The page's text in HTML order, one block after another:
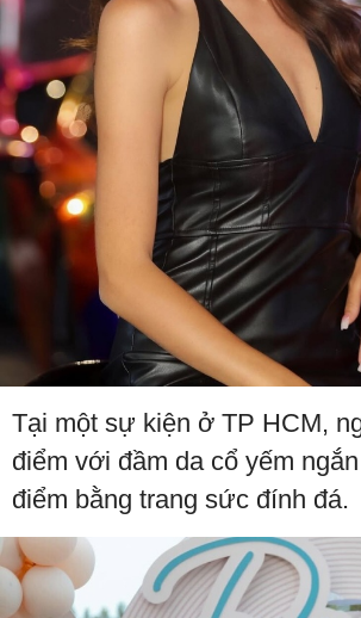
Tại một sự kiện ở TP HCM,
điểm với đầm da cổ yếm
điểm bằng trang sức đính đá.